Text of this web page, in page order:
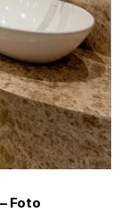
Foto